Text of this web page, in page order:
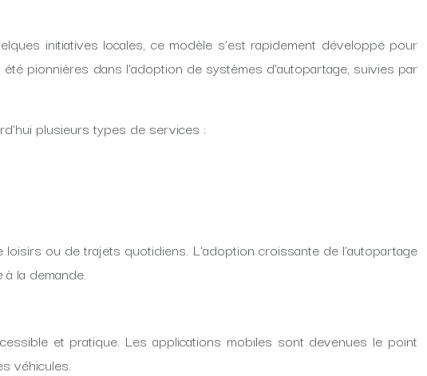
initiatives locales, ce modèle s’est rapidement développé pour
pionnières dans l’adoption de systèmes d’autopartage, suivies par
plusieurs types de services :
ou de trajets quotidiens. L’adoption croissante de l’autopartage
à la demande.
et pratique. Les applications mobiles sont devenues le point
véhicules.